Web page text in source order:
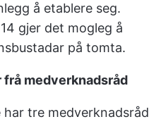
å etablere seg.
gjer det mogleg å
på tomta.
frå medverknadsråd
tre medverknadsråd